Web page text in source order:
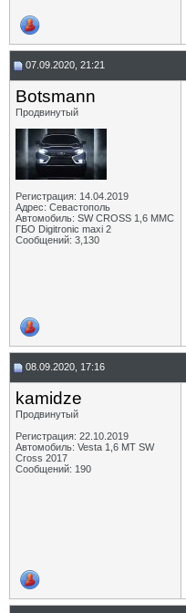
07.09.2020, 21:21
Botsmann
Продвинутый
Регистрация: 14.04.2019
Адрес: Севастополь
Автомобиль: SW CROSS 1,6 ММС
ГБО Digitronic maxi 2
Сообщений: 3,130
08.09.2020, 17:16
kamidze
Продвинутый
Регистрация: 22.10.2019
Автомобиль: Vesta 1,6 MT SW
Cross 2017
Сообщений: 190